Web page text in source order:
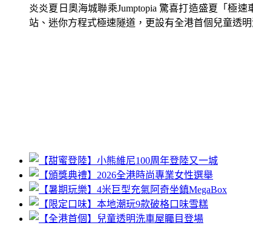
炎炎夏日奧海城聯乘Jumptopia 驚喜打造盛夏「極
站、迷你方程式極速隧道，更設有全港首個兒童透